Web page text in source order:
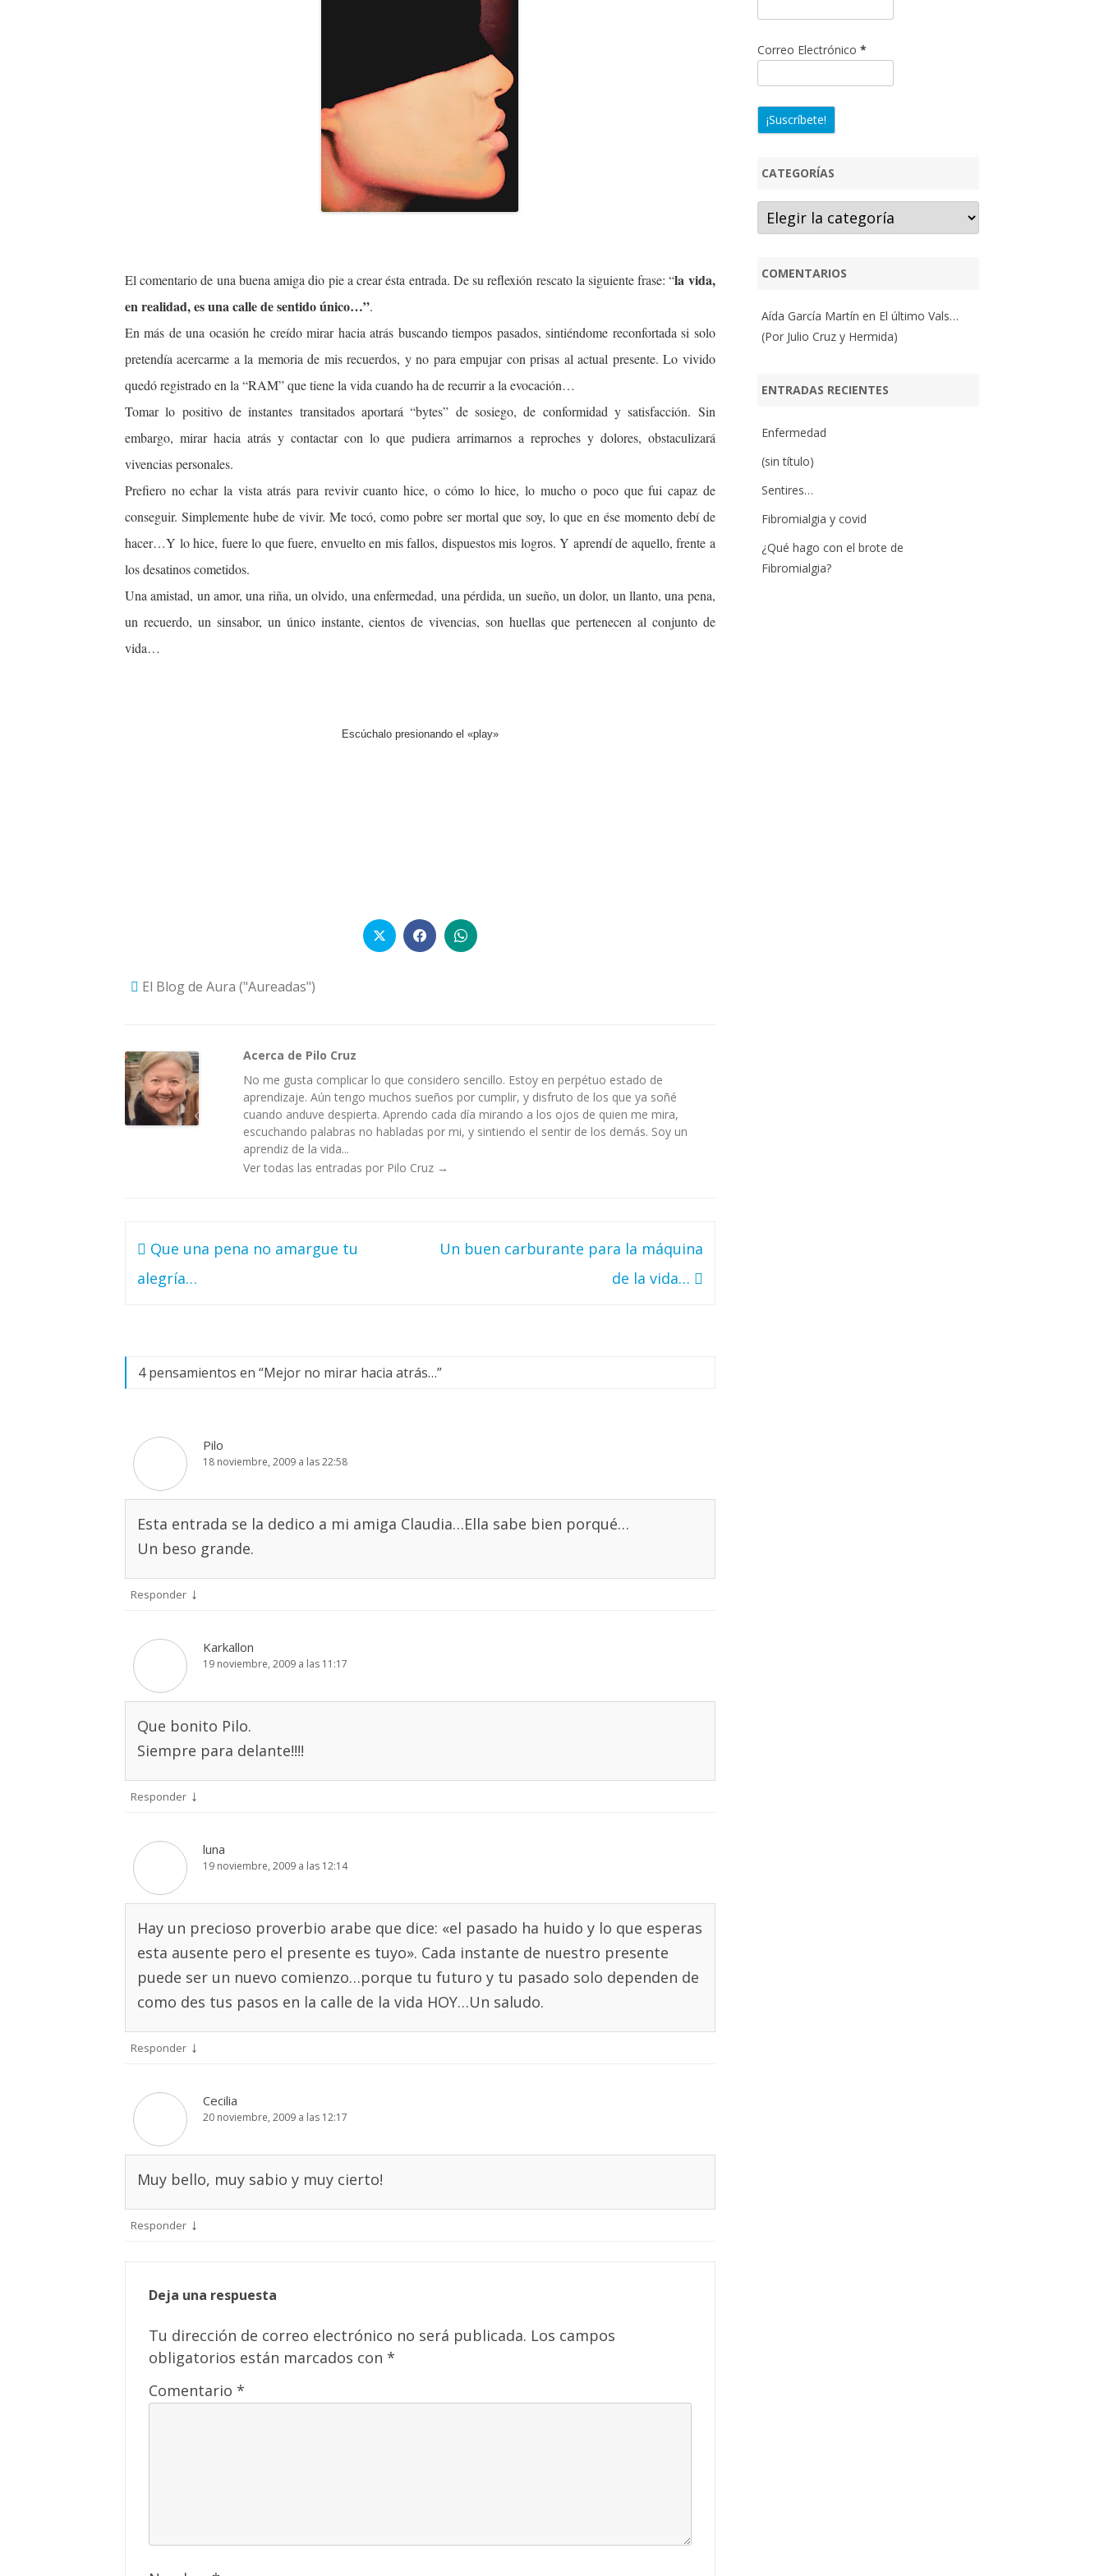
El comentario de una buena amiga dio pie a crear ésta entrada. De su reflexión rescato la siguiente frase: “la vida,
en realidad, es una calle de sentido único…”.
En más de una ocasión he creído mirar hacia atrás buscando tiempos pasados, sintiéndome reconfortada si solo
pretendía acercarme a la memoria de mis recuerdos, y no para empujar con prisas al actual presente. Lo vivido
quedó registrado en la “RAM” que tiene la vida cuando ha de recurrir a la evocación…
Tomar lo positivo de instantes transitados aportará “bytes” de sosiego, de conformidad y satisfacción. Sin
embargo, mirar hacia atrás y contactar con lo que pudiera arrimarnos a reproches y dolores, obstaculizará
vivencias personales.
Prefiero no echar la vista atrás para revivir cuanto hice, o cómo lo hice, lo mucho o poco que fui capaz de
conseguir. Simplemente hube de vivir. Me tocó, como pobre ser mortal que soy, lo que en ése momento debí de
hacer…Y lo hice, fuere lo que fuere, envuelto en mis fallos, dispuestos mis logros. Y aprendí de aquello, frente a
los desatinos cometidos.
Una amistad, un amor, una riña, un olvido, una enfermedad, una pérdida, un sueño, un dolor, un llanto, una pena,
un recuerdo, un sinsabor, un único instante, cientos de vivencias, son huellas que pertenecen al conjunto de
vida…
Escúchalo presionando el «play»
El Blog de Aura ("Aureadas")
Acerca de Pilo Cruz
No me gusta complicar lo que considero sencillo. Estoy en perpétuo estado de
aprendizaje. Aún tengo muchos sueños por cumplir, y disfruto de los que ya soñé
cuando anduve despierta. Aprendo cada día mirando a los ojos de quien me mira,
escuchando palabras no habladas por mi, y sintiendo el sentir de los demás. Soy un
aprendiz de la vida...
Ver todas las entradas por Pilo Cruz →
Navegación
de
Que una pena no amargue tu
alegría…
Un buen carburante para la máquina
de la vida…
4 pensamientos en “Mejor no mirar hacia atrás…”
Pilo
18 noviembre, 2009 a las 22:58
Esta entrada se la dedico a mi amiga Claudia…Ella sabe bien porqué…
Un beso grande.
Responder ↓
Karkallon
19 noviembre, 2009 a las 11:17
Que bonito Pilo.
Siempre para delante!!!!
Responder ↓
luna
19 noviembre, 2009 a las 12:14
Hay un precioso proverbio arabe que dice: «el pasado ha huido y lo que esperas
esta ausente pero el presente es tuyo». Cada instante de nuestro presente
puede ser un nuevo comienzo…porque tu futuro y tu pasado solo dependen de
como des tus pasos en la calle de la vida HOY…Un saludo.
Responder ↓
Cecilia
20 noviembre, 2009 a las 12:17
Muy bello, muy sabio y muy cierto!
Responder ↓
Deja una respuesta
Tu dirección de correo electrónico no será publicada. Los campos
obligatorios están marcados con *
Comentario *
Correo Electrónico *
CATEGORÍAS
Categorías
COMENTARIOS
Aída García Martín en El último Vals…
(Por Julio Cruz y Hermida)
ENTRADAS RECIENTES
Enfermedad
(sin título)
Sentires…
Fibromialgia y covid
¿Qué hago con el brote de
Fibromialgia?